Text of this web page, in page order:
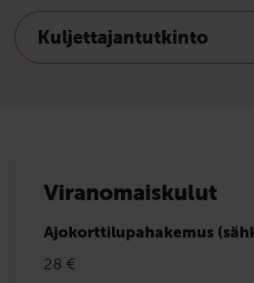
Kuljettajantutkinto
Viranomaiskulut
Ajokorttilupahakemus
28 €